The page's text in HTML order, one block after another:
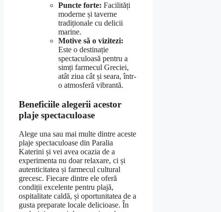
Puncte forte: Facilități
moderne și taverne
tradiționale cu delicii
marine.
Motive să o vizitezi:
Este o destinație
spectaculoasă pentru a
simți farmecul Greciei,
atât ziua cât și seara, într-
o atmosferă vibrantă.
Beneficiile alegerii acestor
plaje spectaculoase
Alege una sau mai multe dintre aceste
plaje spectaculoase din Paralia
Katerini și vei avea ocazia de a
experimenta nu doar relaxare, ci și
autenticitatea și farmecul cultural
grecesc. Fiecare dintre ele oferă
condiții excelente pentru plajă,
ospitalitate caldă, și oportunitatea de a
gusta preparate locale delicioase. În